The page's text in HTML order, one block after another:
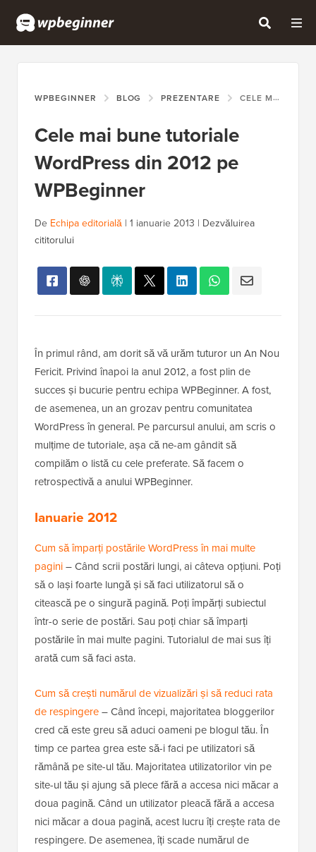
WPBEGINNER BLOG PREZENTARE CELE MAI BUNE TUTORIALE WORDPRESS DIN 2012 PE WPBEGINNER
Cele mai bune tutoriale
WordPress din 2012 pe
WPBeginner
De Echipa editorială | 1 ianuarie 2013 | Dezvăluirea
cititorului
În primul rând, am dorit să vă urăm tuturor un An Nou
Fericit. Privind înapoi la anul 2012, a fost plin de
succes și bucurie pentru echipa WPBeginner. A fost,
de asemenea, un an grozav pentru comunitatea
WordPress în general. Pe parcursul anului, am scris o
mulțime de tutoriale, așa că ne-am gândit să
compilăm o listă cu cele preferate. Să facem o
retrospectivă a anului WPBeginner.
Ianuarie 2012
Cum să împarți postările WordPress în mai multe
pagini– Când scrii postări lungi, ai câteva opțiuni. Poți
să o lași foarte lungă și să faci utilizatorul să o
citească pe o singură pagină. Poți împărți subiectul
într-o serie de postări. Sau poți chiar să împarți
postările în mai multe pagini. Tutorialul de mai sus îți
arată cum să faci asta.
Cum să crești numărul de vizualizări și să reduci rata
de respingere– Când începi, majoritatea bloggerilor
cred că este greu să aduci oameni pe blogul tău. În
timp ce partea grea este să-i faci pe utilizatori să
rămână pe site-ul tău. Majoritatea utilizatorilor vin pe
site-ul tău și ajung să plece fără a accesa nici măcar a
doua pagină. Când un utilizator pleacă fără a accesa
nici măcar a doua pagină, acest lucru îți crește rata de
respingere. De asemenea, îți scade numărul de